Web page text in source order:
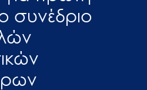
συνέδριο